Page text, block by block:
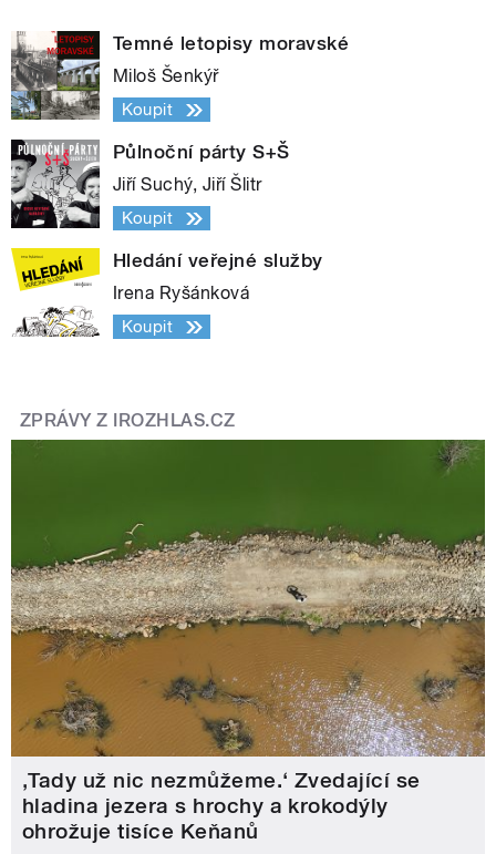
Temné letopisy moravské
Miloš Šenkýř
Koupit
Půlnoční párty S+Š
Jiří Suchý, Jiří Šlitr
Koupit
Hledání veřejné služby
Irena Ryšánková
Koupit
ZPRÁVY Z IROZHLAS.CZ
‚Tady už nic nezmůžeme.‘ Zvedající se
hladina jezera s hrochy a krokodýly
ohrožuje tisíce Keňanů